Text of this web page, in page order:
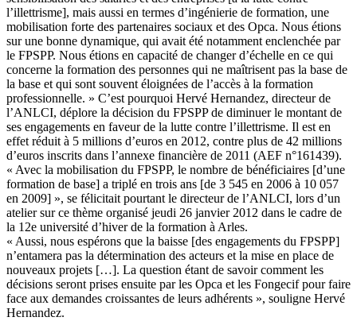
l’illettrisme], mais aussi en termes d’ingénierie de formation, une
mobilisation forte des partenaires sociaux et des Opca. Nous étions
sur une bonne dynamique, qui avait été notamment enclenchée par
le FPSPP. Nous étions en capacité de changer d’échelle en ce qui
concerne la formation des personnes qui ne maîtrisent pas la base de
la base et qui sont souvent éloignées de l’accès à la formation
professionnelle. » C’est pourquoi Hervé Hernandez, directeur de
l’ANLCI, déplore la décision du FPSPP de diminuer le montant de
ses engagements en faveur de la lutte contre l’illettrisme. Il est en
effet réduit à 5 millions d’euros en 2012, contre plus de 42 millions
d’euros inscrits dans l’annexe financière de 2011 (AEF n°161439).
« Avec la mobilisation du FPSPP, le nombre de bénéficiaires [d’une
formation de base] a triplé en trois ans [de 3 545 en 2006 à 10 057
en 2009] », se félicitait pourtant le directeur de l’ANLCI, lors d’un
atelier sur ce thème organisé jeudi 26 janvier 2012 dans le cadre de
la 12e université d’hiver de la formation à Arles.
« Aussi, nous espérons que la baisse [des engagements du FPSPP]
n’entamera pas la détermination des acteurs et la mise en place de
nouveaux projets […]. La question étant de savoir comment les
décisions seront prises ensuite par les Opca et les Fongecif pour faire
face aux demandes croissantes de leurs adhérents », souligne Hervé
Hernandez.